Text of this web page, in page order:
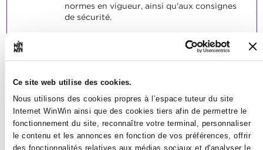
Ce site web utilise des cookies.
Nous utilisons des cookies propres à l’espace tuteur du site
Internet WinWin ainsi que des cookies tiers afin de permettre le
fonctionnement du site, reconnaître votre terminal, personnaliser
le contenu et les annonces en fonction de vos préférences, offrir
des fonctionnalités relatives aux médias sociaux et d'analyser le
normes en vigueur, ainsi qu'aux consignes
de sécurité.
indicateurs.